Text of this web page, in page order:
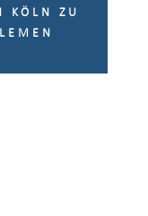
KÖLN ZU